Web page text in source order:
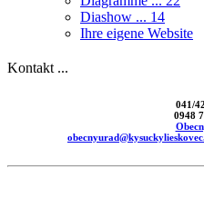
Diashow ... 14
Ihre eigene Website
Kontakt ...
041/
0948